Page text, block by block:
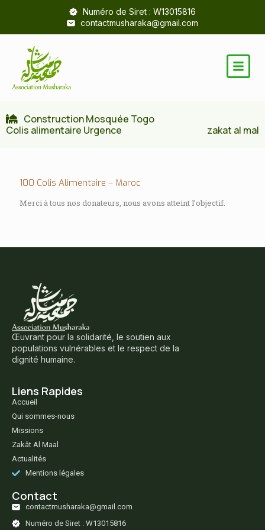
Numéro de Siret : W13015816
contactmusharaka@gmail.com
Construction Mosquée Togo
Colis alimentaire Urgence
zakat al mal
100 Colis Alimentaire – Maroc
Merci à tous nos donateurs, nous avons atteint l’objectif.
Œuvrant pour la solidarité, le soutien aux
populations vulnérables et le respect de la
dignité humaine.
Liens Rapides
Accueil
Qui sommes-nous
Missions
Zakât Al Maal
Actualités
Mentions légales
Contact
contactmusharaka@gmail.com
Numéro de Siret : W13015816